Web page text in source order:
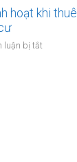
chung
dụng
trong
hoạt khi thuê
luận bị tắt